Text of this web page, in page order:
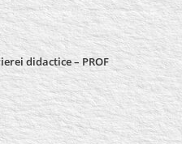
didactice – PROF